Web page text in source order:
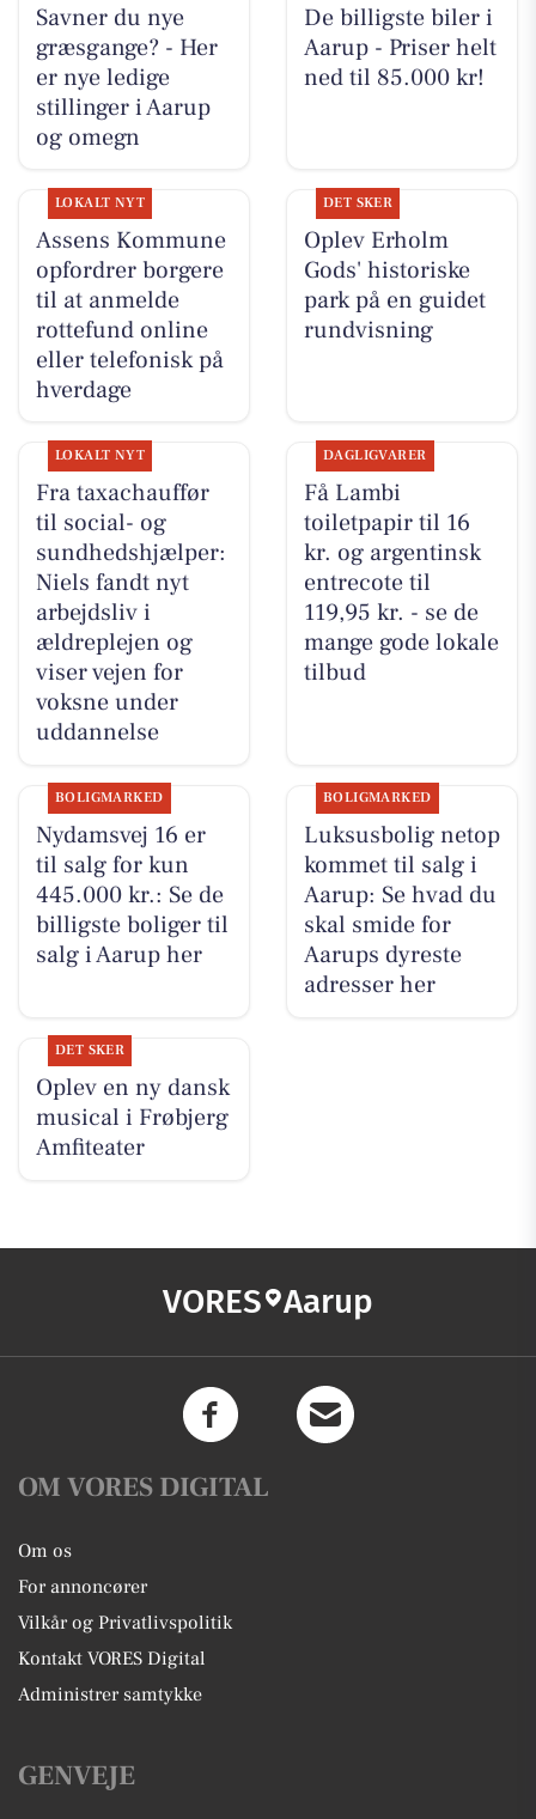
Savner du nye
græsgange? - Her
er nye ledige
stillinger i Aarup
og omegn
De billigste biler i
Aarup - Priser helt
ned til 85.000 kr!
LOKALT NYT
Assens Kommune
opfordrer borgere
til at anmelde
rottefund online
eller telefonisk på
hverdage
DET SKER
Oplev Erholm
Gods' historiske
park på en guidet
rundvisning
LOKALT NYT
Fra taxachauffør
til social- og
sundhedshjælper:
Niels fandt nyt
arbejdsliv i
ældreplejen og
viser vejen for
voksne under
uddannelse
DAGLIGVARER
Få Lambi
toiletpapir til 16
kr. og argentinsk
entrecote til
119,95 kr. - se de
mange gode lokale
tilbud
BOLIGMARKED
Nydamsvej 16 er
til salg for kun
445.000 kr.: Se de
billigste boliger til
salg i Aarup her
BOLIGMARKED
Luksusbolig netop
kommet til salg i
Aarup: Se hvad du
skal smide for
Aarups dyreste
adresser her
DET SKER
Oplev en ny dansk
musical i Frøbjerg
Amfiteater
VORES Aarup
OM VORES DIGITAL
Om os
For annoncører
Vilkår og Privatlivspolitik
Kontakt VORES Digital
Administrer samtykke
GENVEJE